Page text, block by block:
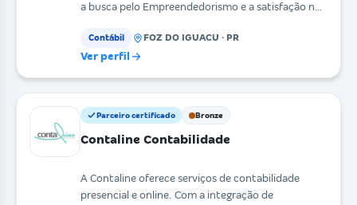
a busca pelo Empreendedorismo e a satisfação nos
Contábil FOZ DO IGUACU · PR
Ver perfil
Parceiro certificado Bronze
Contaline Contabilidade
A Contaline oferece serviços de contabilidade
presencial e online. Com a integração de